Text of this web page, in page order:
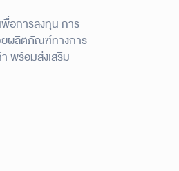
พื่อการลงทุน การ
ยผลิตภัณฑ์ทางการ
พร้อมส่งเสริม